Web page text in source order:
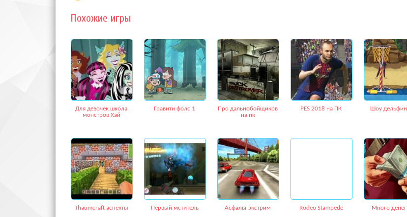
Похожие игры
Для девочек школа
монстров Хай
Гравити фолс 1
Про дальнобойщиков
на пк
PES 2018 на ПК Шоу
Thaumcraft аспекты Первый мститель Асфальт экстрим Rodeo Stampede Много денег